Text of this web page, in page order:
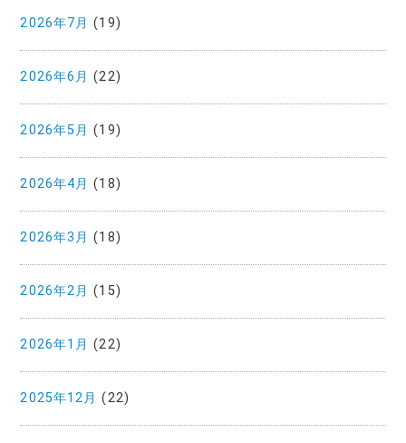
2026年7月 (19)
2026年6月 (22)
2026年5月 (19)
2026年4月 (18)
2026年3月 (18)
2026年2月 (15)
2026年1月 (22)
2025年12月 (22)